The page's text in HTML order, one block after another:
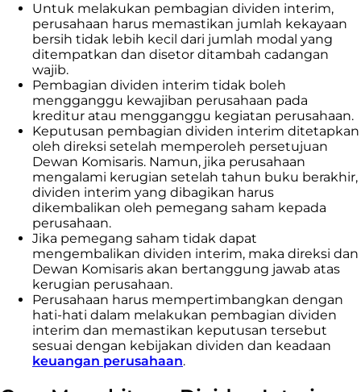
Untuk melakukan pembagian dividen interim,
perusahaan harus memastikan jumlah kekayaan
bersih tidak lebih kecil dari jumlah modal yang
ditempatkan dan disetor ditambah cadangan
wajib.
Pembagian dividen interim tidak boleh
mengganggu kewajiban perusahaan pada
kreditur atau mengganggu kegiatan perusahaan.
Keputusan pembagian dividen interim ditetapkan
oleh direksi setelah memperoleh persetujuan
Dewan Komisaris. Namun, jika perusahaan
mengalami kerugian setelah tahun buku berakhir,
dividen interim yang dibagikan harus
dikembalikan oleh pemegang saham kepada
perusahaan.
Jika pemegang saham tidak dapat
mengembalikan dividen interim, maka direksi dan
Dewan Komisaris akan bertanggung jawab atas
kerugian perusahaan.
Perusahaan harus mempertimbangkan dengan
hati-hati dalam melakukan pembagian dividen
interim dan memastikan keputusan tersebut
sesuai dengan kebijakan dividen dan keadaan
keuangan perusahaan.